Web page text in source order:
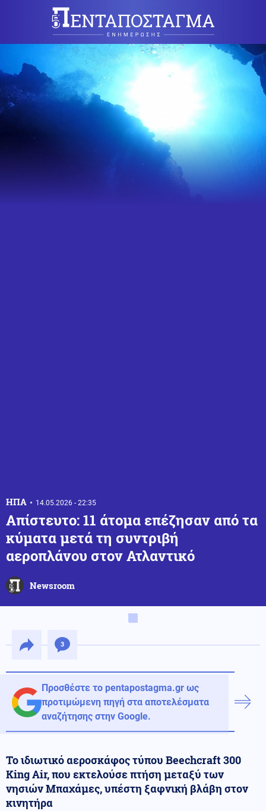
ΗΠΑ 14.05.2026 - 22:35
Απίστευτο: 11 άτομα επέζησαν από τα
κύματα μετά τη συντριβή
αεροπλάνου στον Ατλαντικό
Newsroom
3
Προσθέστε το pentapostagma.gr ως
προτιμώμενη πηγή στα αποτελέσματα
αναζήτησης στην Google.
Το ιδιωτικό αεροσκάφος τύπου Beechcraft 300
King Air, που εκτελούσε πτήση μεταξύ των
νησιών Μπαχάμες, υπέστη ξαφνική βλάβη στον
κινητήρα